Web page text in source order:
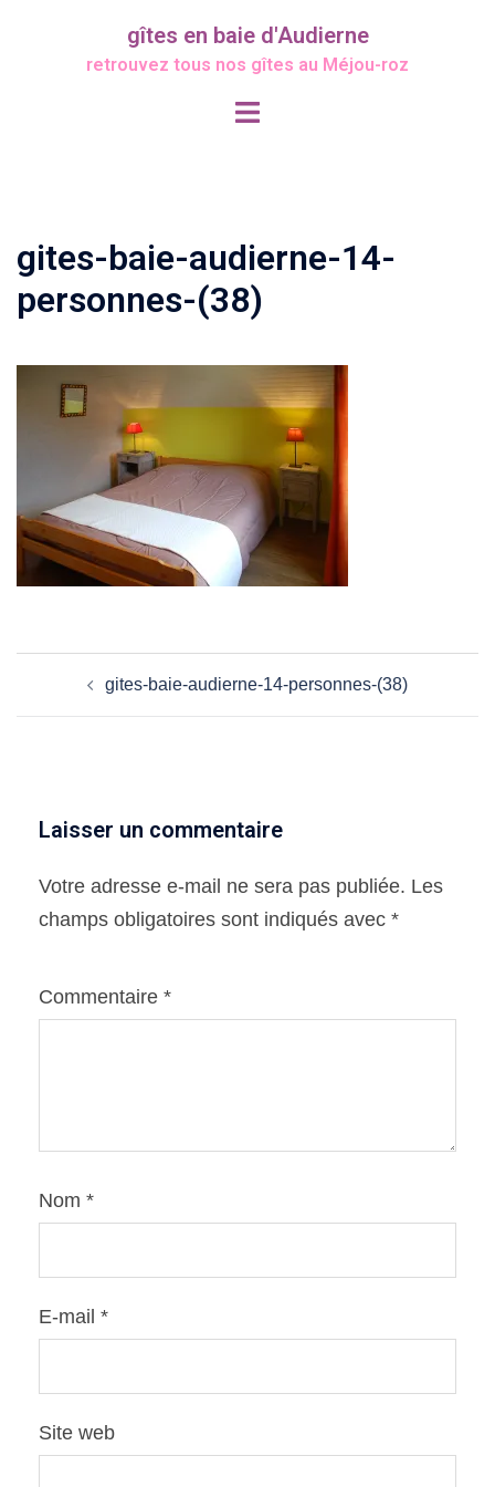
gîtes en baie d'Audierne
retrouvez tous nos gîtes au Méjou-roz
Ouvrir/fermer
gites-baie-audierne-14-
personnes-(38)
d’articlegites-baie-audierne-14-personnes-(38)
Laisser un commentaire
Votre adresse e-mail ne sera pas publiée. Les
champs obligatoires sont indiqués avec *
Commentaire *
Nom *
E-mail *
Site web